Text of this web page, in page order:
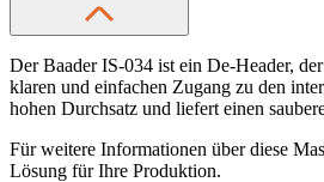
Der Baader IS-034 ist ein De-Header,
klaren und einfachen Zugang zu den
hohen Durchsatz und liefert einen
Für weitere Informationen über diese
Lösung für Ihre Produktion.